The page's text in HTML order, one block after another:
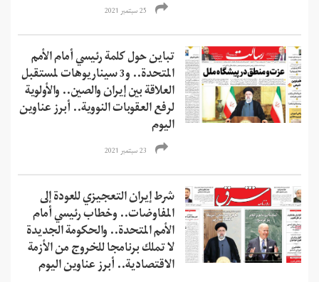
25 سبتمبر 2021
تباين حول كلمة رئيسي أمام الأمم
المتحدة.. و3 سيناريوهات لمستقبل
العلاقة بين إيران والصين.. والأولوية
لرفع العقوبات النووية.. أبرز عناوين
اليوم
23 سبتمبر 2021
شرط إيران التعجيزي للعودة إلى
المفاوضات.. وخطاب رئيسي أمام
الأمم المتحدة.. والحكومة الجديدة
لا تملك برنامجا للخروج من الأزمة
الاقتصادية.. أبرز عناوين اليوم